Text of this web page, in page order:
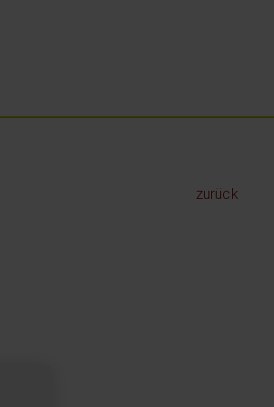
zurück